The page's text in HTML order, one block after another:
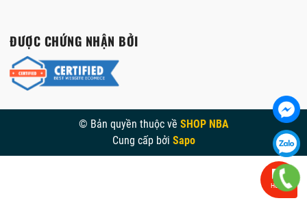
ĐƯỢC CHỨNG NHẬN BỞI
© Bản quyền thuộc về SHOP NBA
Cung cấp bởi Sapo
Hỗ trợ